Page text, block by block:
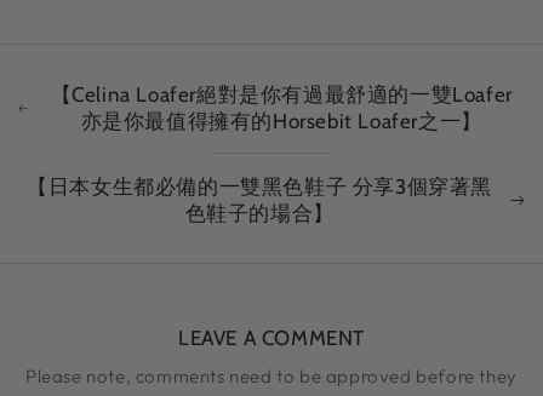
【Celina Loafer絕對是你有過最舒適的一雙Loafer
亦是你最值得擁有的Horsebit Loafer之一】
【日本女生都必備的一雙黑色鞋子 分享3個穿著黑
色鞋子的場合】
LEAVE A COMMENT
Please note, comments need to be approved before they